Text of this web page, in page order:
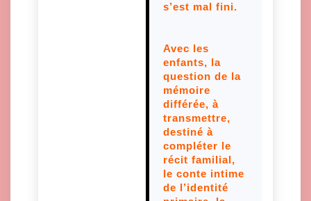
s’est mal fini.
Avec les
enfants, la
question de la
mémoire
différée, à
transmettre,
destiné à
compléter le
récit familial,
le conte intime
de l’identité